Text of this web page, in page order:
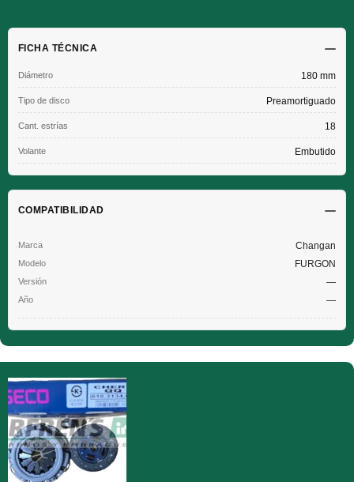
FICHA TÉCNICA
Diámetro 180 mm
Tipo de disco Preamortiguado
Cant. estrías 18
Volante Embutido
COMPATIBILIDAD
Changan
FURGON
—
—